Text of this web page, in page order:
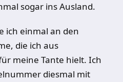
sogar ins Ausland.
ich einmal an den
die ich aus
meine Tante hielt. Ich
diesmal mit